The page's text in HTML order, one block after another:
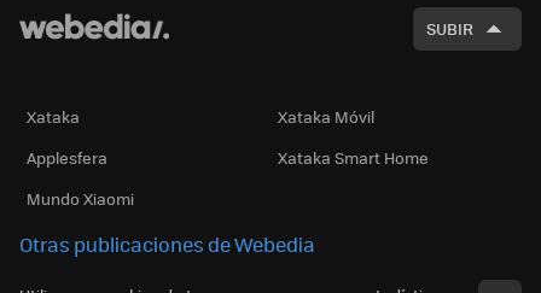
SUBIR
Xataka
Xataka Móvil
Applesfera
Xataka Smart Home
Mundo Xiaomi
Otras publicaciones de Webedia